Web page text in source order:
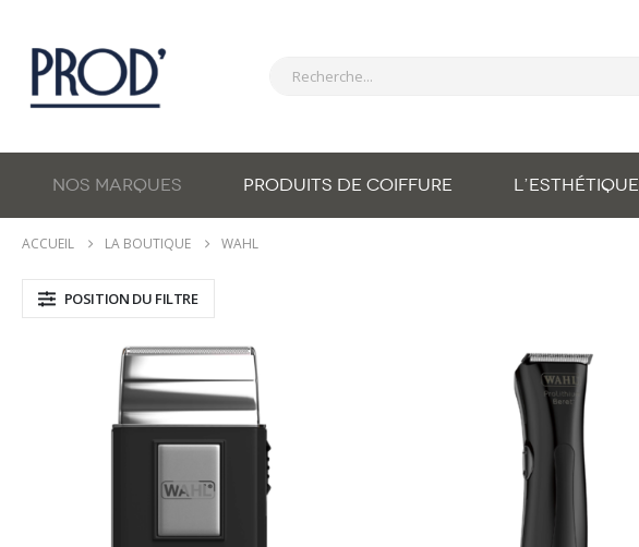
NOS MARQUES PRODUITS DE COIFFURE L’ESTHÉTIQUE
ACCUEIL LA BOUTIQUE WAHL
POSITION DU FILTRE